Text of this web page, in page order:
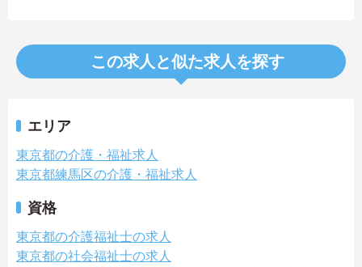
この求人と似た求人を探す
エリア
東京都の介護・福祉求人
東京都練馬区の介護・福祉求人
資格
東京都の介護福祉士の求人
東京都の社会福祉士の求人